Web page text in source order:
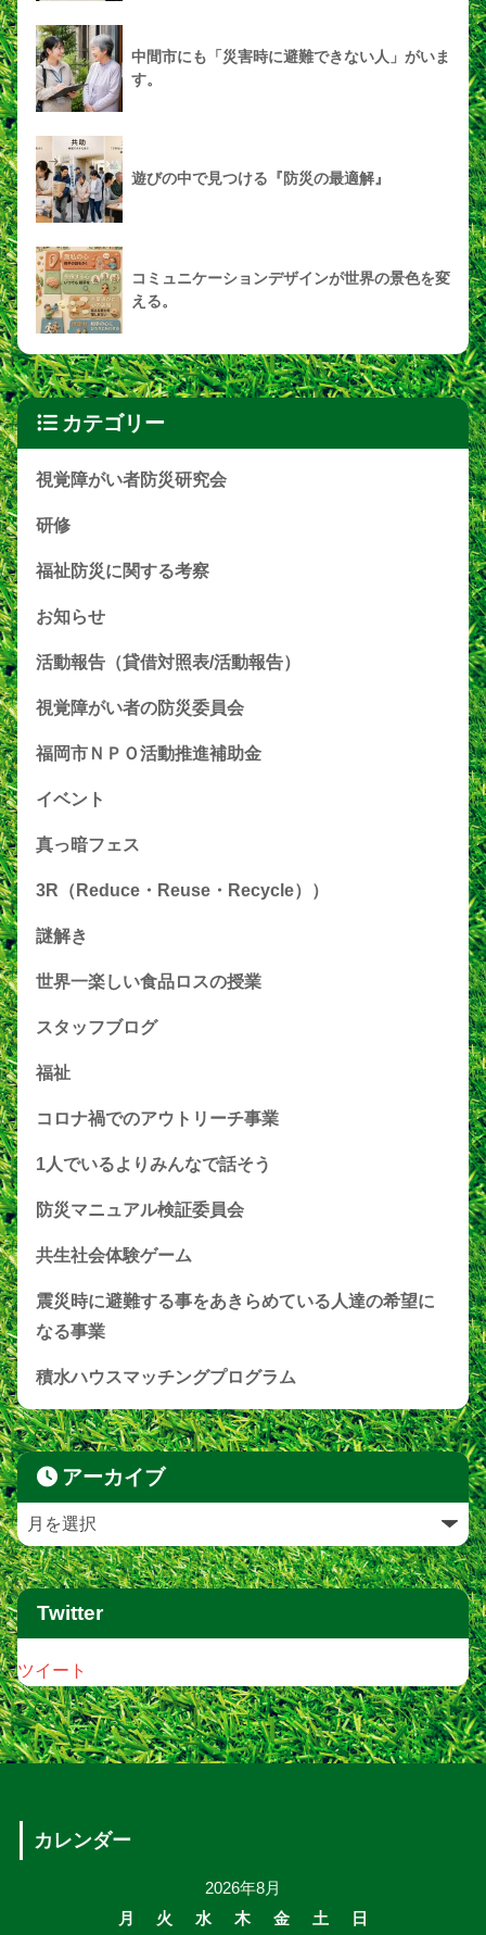
中間市にも「災害時に避難できない人」がいま
す。
遊びの中で見つける『防災の最適解』
コミュニケーションデザインが世界の景色を変
える。
カテゴリー
視覚障がい者防災研究会
研修
福祉防災に関する考察
お知らせ
活動報告（貸借対照表/活動報告）
視覚障がい者の防災委員会
福岡市ＮＰＯ活動推進補助金
イベント
真っ暗フェス
3R（Reduce・Reuse・Recycle））
謎解き
世界一楽しい食品ロスの授業
スタッフブログ
福祉
コロナ禍でのアウトリーチ事業
1人でいるよりみんなで話そう
防災マニュアル検証委員会
共生社会体験ゲーム
震災時に避難する事をあきらめている人達の希望に
なる事業
積水ハウスマッチングプログラム
アーカイブ
Twitter
ツイート
カレンダー
2026年8月
月
火 水 木 金 土 日